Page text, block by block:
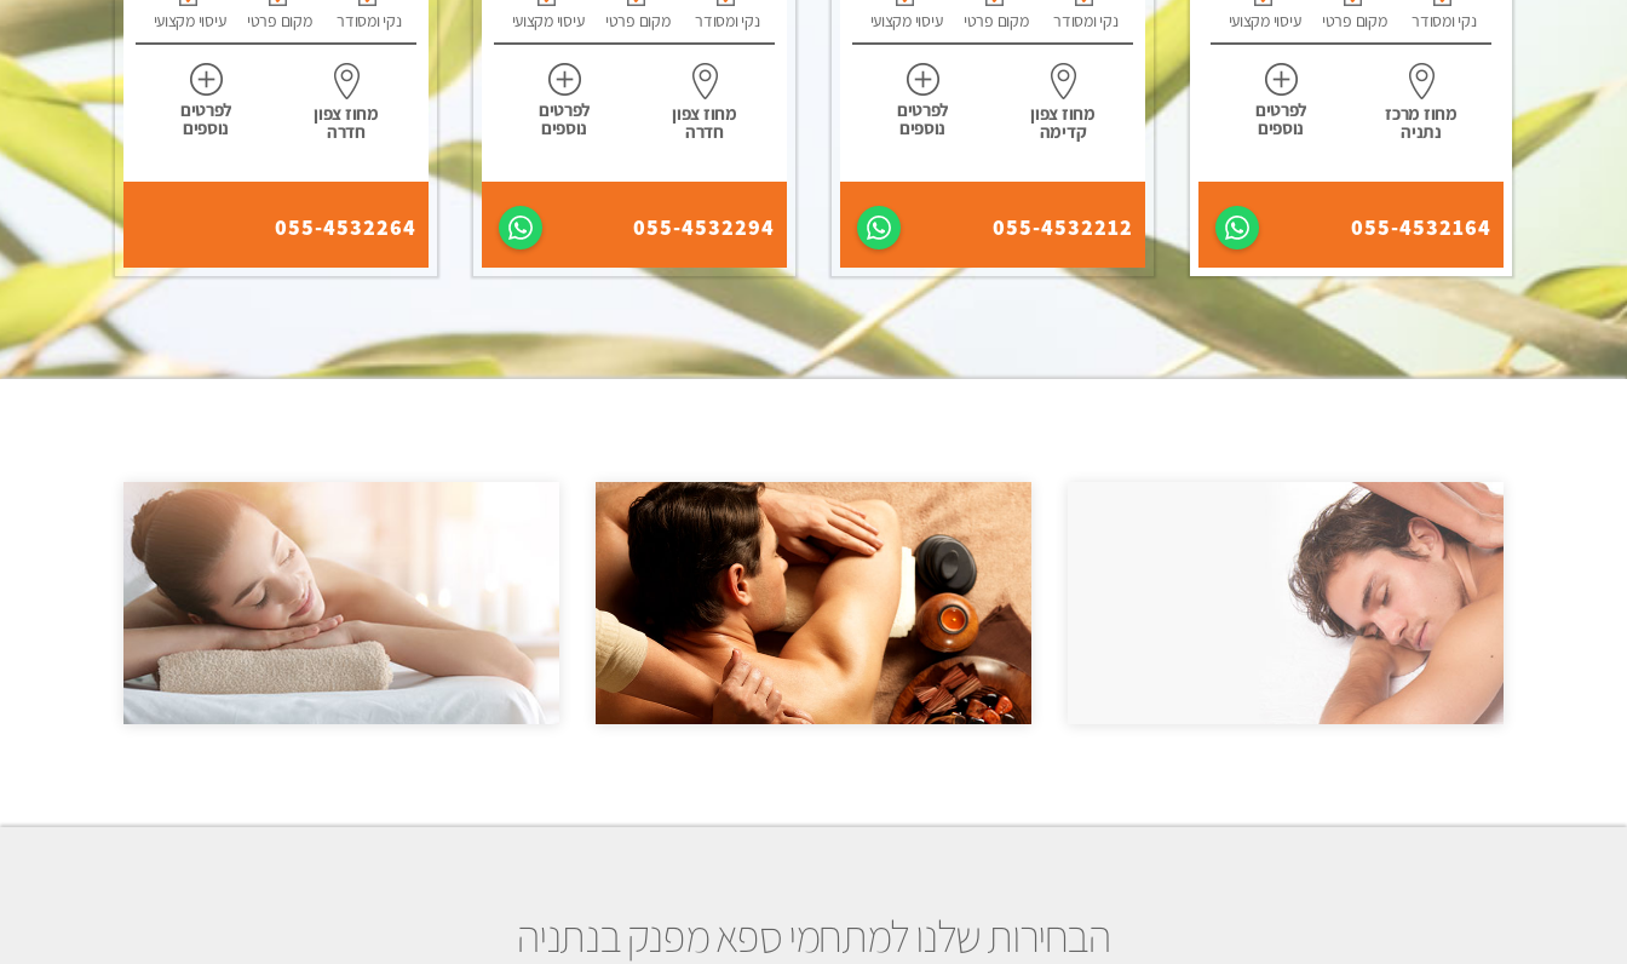
נקי ומסודר מקום פרטי עיסוי מקצועי
מחוז מרכז
נתניה
לפרטים
נוספים
055-4532164
נקי ומסודר מקום פרטי עיסוי מקצועי
מחוז צפון
קדימה
לפרטים
נוספים
055-4532212
נקי ומסודר מקום פרטי עיסוי מקצועי
מחוז צפון
חדרה
לפרטים
נוספים
055-4532294
נקי ומסודר מקום פרטי עיסוי מקצועי
מחוז צפון
חדרה
לפרטים
נוספים
055-4532264
הבחירות שלנו למתחמי ספא מפנק בנתניה